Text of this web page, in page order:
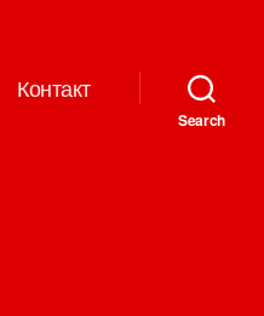
Контакт
Search